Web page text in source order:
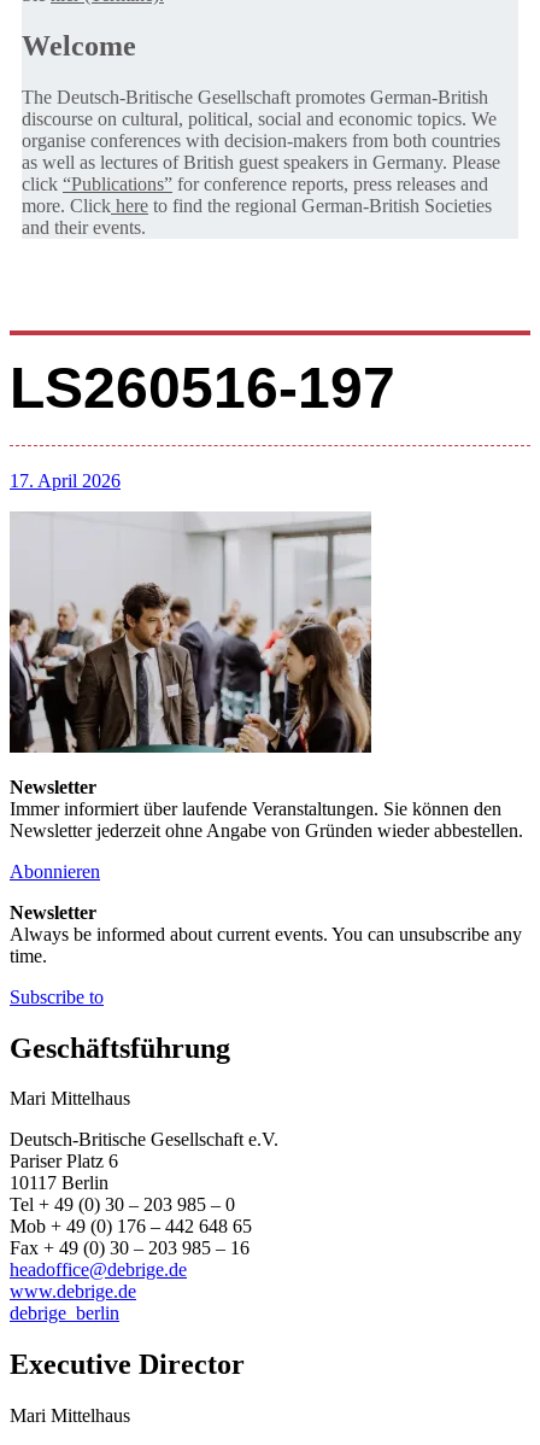
Welcome
The Deutsch-Britische Gesellschaft promotes German-British
discourse on cultural, political, social and economic topics. We
organise conferences with decision-makers from both countries
as well as lectures of British guest speakers in Germany. Please
click “Publications” for conference reports, press releases and
more. Click here to find the regional German-British Societies
and their events.
LS260516-197
17. April 2026
Newsletter
Immer informiert über laufende Veranstaltungen. Sie können den
Newsletter jederzeit ohne Angabe von Gründen wieder abbestellen.
Abonnieren
Newsletter
Always be informed about current events. You can unsubscribe any
time.
Subscribe to
Geschäftsführung
Mari Mittelhaus
Deutsch-Britische Gesellschaft e.V.
Pariser Platz 6
10117 Berlin
Tel + 49 (0) 30 – 203 985 – 0
Mob + 49 (0) 176 – 442 648 65
Fax + 49 (0) 30 – 203 985 – 16
headoffice@debrige.de
www.debrige.de
debrige_berlin
Executive Director
Mari Mittelhaus